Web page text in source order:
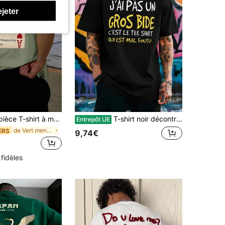
courtes ample et imprimé pour homme , Design exquis , Indispensable pour l'été , Facile à assortir, mettant votre style en valeur
de Vert menthe T-shirts pour hommes
Entrepôt UE T-shirt noir décontracté et amusant avec imprimé graphique, en coton doux, style hip-hop urbain, confortable, durable, imprimé accrocheur.
9,74€